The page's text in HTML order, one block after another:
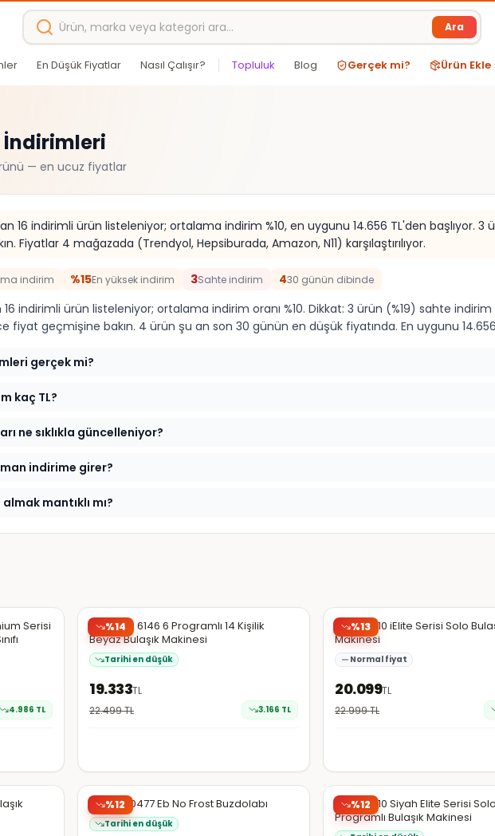
Ara
En Düşük Fiyatlar Nasıl Çalışır? Topluluk Blog Gerçek mi? Ürün Ekle
İndirimleri
— en ucuz fiyatlar
16 indirimli ürün listeleniyor; ortalama indirim %10, en uygunu 14.656 TL'den başlıyor.
Fiyatlar 4 mağazada (Trendyol, Hepsiburada, Amazon, N11) karşılaştırılıyor.
indirim %15En yüksek indirim 3Sahte indirim 430 günün dibinde
16 indirimli ürün listeleniyor; ortalama indirim oranı %10. Dikkat: 3 ürün (%19) sahte
fiyat geçmişine bakın. 4 ürün şu an son 30 günün en düşük fiyatında. En uygunu
gerçek mi?
kaç TL?
ne sıklıkla güncelleniyor?
indirime girer?
mantıklı mı?
Serisi
4.986 TL
%14 EN DÜŞÜK
Beko Bm 6146 6 Programlı 14 Kişilik
Beyaz Bulaşık Makinesi
Tarihi en düşük
19.333TL
22.499TL 3.166 TL
%13
Beko B 710 iElite Serisi Solo
Makinesi
Normal fiyat
20.099TL
22.999TL
%12 EN DÜŞÜK
Hepsiburada
Beko 970477 Eb No Frost Buzdolabı
Tarihi en düşük
%12
Hepsiburada
Beko B 710 Siyah Elite Serisi
Programlı Bulaşık Makinesi